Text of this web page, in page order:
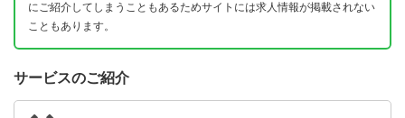
にご紹介してしまうこともあるためサイトには求人情報が掲載されない
こともあります。
サービスのご紹介